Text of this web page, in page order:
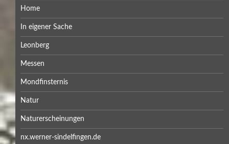
Home
In eigener Sache
Leonberg
Messen
Mondfinsternis
Natur
Naturerscheinungen
nx.werner-sindelfingen.de